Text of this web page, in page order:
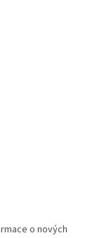
o nových